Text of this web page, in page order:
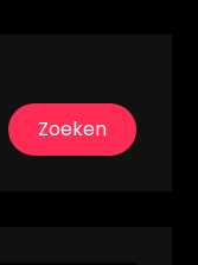
Zoeken